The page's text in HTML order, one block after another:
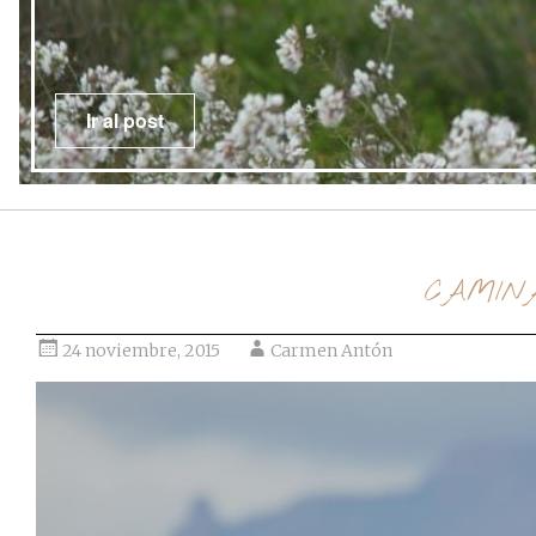
Ir al post
24 noviembre, 2015 Carmen Antón